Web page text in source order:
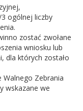
ogólnej liczby
zostać zwołane
wniosku lub
dla których zostało
Zebrania
wskazane we